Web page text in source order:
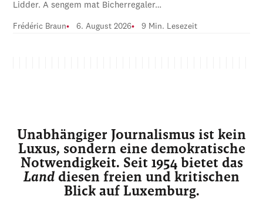
Lidder. A sengem mat Bicherregaler…
Frédéric Braun 6. August 2026 9 Min. Lesezeit
Unabhängiger Journalismus ist kein
Luxus, sondern eine demokratische
Notwendigkeit. Seit 1954 bietet das
Land diesen freien und kritischen
Blick auf Luxemburg.